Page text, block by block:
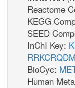
Reactome
KEGG
SEED
InChI Key:
BioCyc:
Human